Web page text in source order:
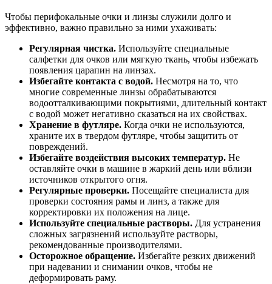
Чтобы перифокальные очки и линзы служили долго и
эффективно, важно правильно за ними ухаживать:
Регулярная чистка. Используйте специальные
салфетки для очков или мягкую ткань, чтобы избежать
появления царапин на линзах.
Избегайте контакта с водой. Несмотря на то, что
многие современные линзы обрабатываются
водоотталкивающими покрытиями, длительный контакт
с водой может негативно сказаться на их свойствах.
Хранение в футляре. Когда очки не используются,
храните их в твердом футляре, чтобы защитить от
повреждений.
Избегайте воздействия высоких температур. Не
оставляйте очки в машине в жаркий день или вблизи
источников открытого огня.
Регулярные проверки. Посещайте специалиста для
проверки состояния рамы и линз, а также для
корректировки их положения на лице.
Используйте специальные растворы. Для устранения
сложных загрязнений используйте растворы,
рекомендованные производителями.
Осторожное обращение. Избегайте резких движений
при надевании и снимании очков, чтобы не
деформировать раму.